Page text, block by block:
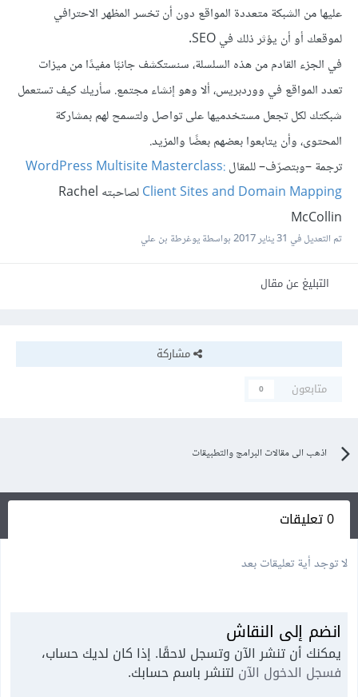
عليها من الشبكة متعددة المواقع دون أن تخسر المظهر الاحترافي
لموقعك أو أن يؤثر ذلك في SEO.
في الجزء القادم من هذه السلسلة، سنستكشف جانبًا مفيدًا من ميزات
تعدد المواقع في ووردبريس، ألا وهو إنشاء مجتمع. سأريك كيف تستعمل
شبكتك لكل تجعل مستخدميها على تواصل ولتسمح لهم بمشاركة
المحتوى، وأن يتابعوا بعضهم بعضًا والمزيد.
ترجمة –وبتصرّف– للمقالWordPress Multisite Masterclass:
Client Sites and Domain Mapping
لصاحبته Rachel
McCollin
تم التعديل في 31 يناير 2017 بواسطة يوغرطة بن علي
التبليغ عن مقال
مشاركة
متابعون
0
اذهب الى مقالات البرامج والتطبيقات
0 تعليقات
لا توجد أية تعليقات بعد
انضم إلى النقاش
يمكنك أن تنشر الآن وتسجل لاحقًا. إذا كان لديك حساب،
فسجل الدخول الآن لتنشر باسم حسابك.